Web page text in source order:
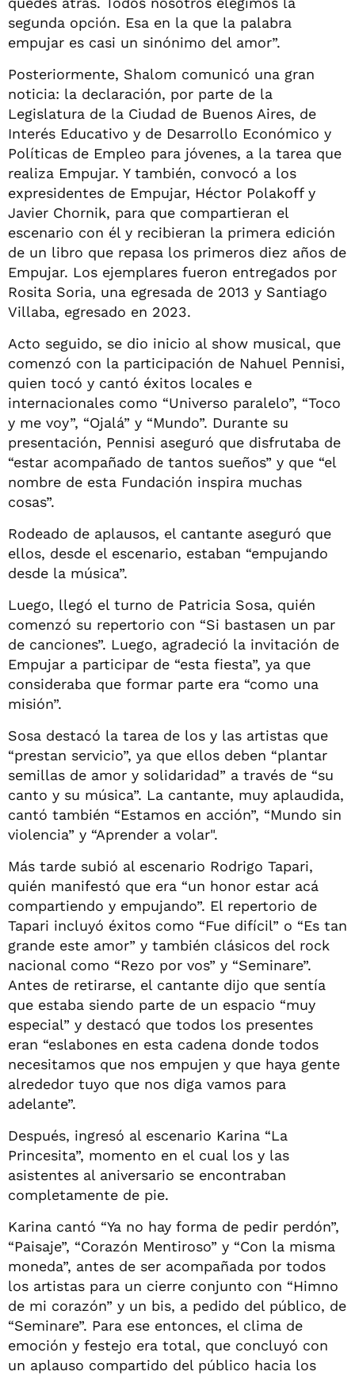
segunda opción. Esa en la que la palabra
empujar es casi un sinónimo del amor”.
Posteriormente, Shalom comunicó una gran
noticia: la declaración, por parte de la
Legislatura de la Ciudad de Buenos Aires, de
Interés Educativo y de Desarrollo Económico y
Políticas de Empleo para jóvenes, a la tarea que
realiza Empujar. Y también, convocó a los
expresidentes de Empujar, Héctor Polakoff y
Javier Chornik, para que compartieran el
escenario con él y recibieran la primera edición
de un libro que repasa los primeros diez años de
Empujar. Los ejemplares fueron entregados por
Rosita Soria, una egresada de 2013 y Santiago
Villaba, egresado en 2023.
Acto seguido, se dio inicio al show musical, que
comenzó con la participación de Nahuel Pennisi,
quien tocó y cantó éxitos locales e
internacionales como “Universo paralelo”, “Toco
y me voy”, “Ojalá” y “Mundo”. Durante su
presentación, Pennisi aseguró que disfrutaba de
“estar acompañado de tantos sueños” y que “el
nombre de esta Fundación inspira muchas
cosas”.
Rodeado de aplausos, el cantante aseguró que
ellos, desde el escenario, estaban “empujando
desde la música”.
Luego, llegó el turno de Patricia Sosa, quién
comenzó su repertorio con “Si bastasen un par
de canciones”. Luego, agradeció la invitación de
Empujar a participar de “esta fiesta”, ya que
consideraba que formar parte era “como una
misión”.
Sosa destacó la tarea de los y las artistas que
“prestan servicio”, ya que ellos deben “plantar
semillas de amor y solidaridad” a través de “su
canto y su música”. La cantante, muy aplaudida,
cantó también “Estamos en acción”, “Mundo sin
violencia” y “Aprender a volar".
Más tarde subió al escenario Rodrigo Tapari,
quién manifestó que era “un honor estar acá
compartiendo y empujando”. El repertorio de
Tapari incluyó éxitos como “Fue difícil” o “Es tan
grande este amor” y también clásicos del rock
nacional como “Rezo por vos” y “Seminare”.
Antes de retirarse, el cantante dijo que sentía
que estaba siendo parte de un espacio “muy
especial” y destacó que todos los presentes
eran “eslabones en esta cadena donde todos
necesitamos que nos empujen y que haya gente
alrededor tuyo que nos diga vamos para
adelante”.
Después, ingresó al escenario Karina “La
Princesita”, momento en el cual los y las
asistentes al aniversario se encontraban
completamente de pie.
Karina cantó “Ya no hay forma de pedir perdón”,
“Paisaje”, “Corazón Mentiroso” y “Con la misma
moneda”, antes de ser acompañada por todos
los artistas para un cierre conjunto con “Himno
de mi corazón” y un bis, a pedido del público, de
“Seminare”. Para ese entonces, el clima de
emoción y festejo era total, que concluyó con
un aplauso compartido del público hacia los